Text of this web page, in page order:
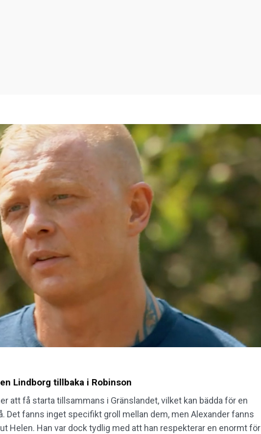
Lindborg tillbaka i Robinson
att få starta tillsammans i Gränslandet, vilket kan bädda för en
Det fanns inget specifikt groll mellan dem, men Alexander fanns
Helen. Han var dock tydlig med att han respekterar en enormt för